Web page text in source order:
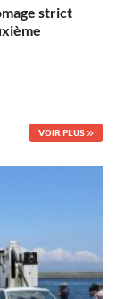
strict
VOIR PLUS